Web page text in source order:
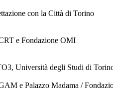
con la Città di Torino
e Fondazione OMI
Università degli Studi di
e Palazzo Madama /